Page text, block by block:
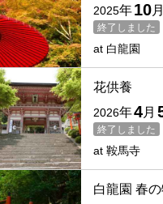
終了しました
2025年10月
at 白龍園
花供養
終了しました
2026年4月
at 鞍馬寺
白龍園 春の